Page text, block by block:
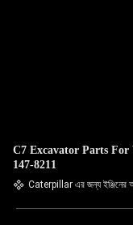
C7 Excavator Parts For Valve Valve Seat Guide 252-7801
147-8211
Caterpillar এর জন্য ইঞ্জিনের